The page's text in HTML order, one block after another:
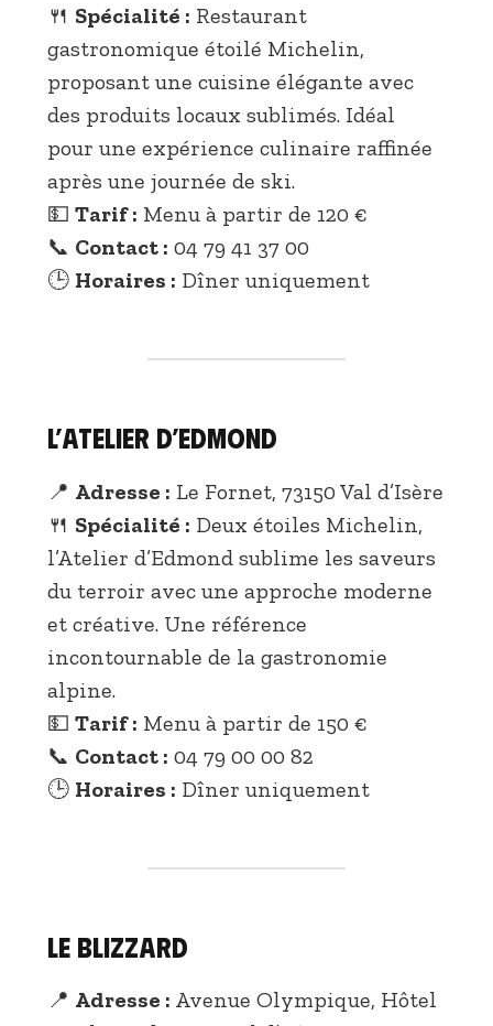
🍴 Spécialité : Restaurant
gastronomique étoilé Michelin,
proposant une cuisine élégante avec
des produits locaux sublimés. Idéal
pour une expérience culinaire raffinée
après une journée de ski.
💵 Tarif : Menu à partir de 120 €
📞 Contact : 04 79 41 37 00
🕒 Horaires : Dîner uniquement
L’Atelier d’Edmond
📍 Adresse : Le Fornet, 73150 Val d’Isère
🍴 Spécialité : Deux étoiles Michelin,
l’Atelier d’Edmond sublime les saveurs
du terroir avec une approche moderne
et créative. Une référence
incontournable de la gastronomie
alpine.
💵 Tarif : Menu à partir de 150 €
📞 Contact : 04 79 00 00 82
🕒 Horaires : Dîner uniquement
Le Blizzard
📍 Adresse : Avenue Olympique, Hôtel